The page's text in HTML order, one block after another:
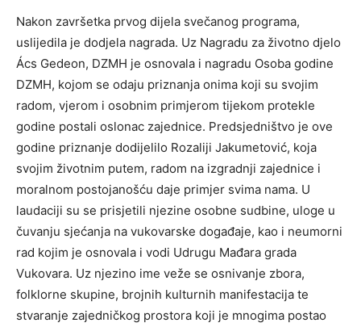
Nakon završetka prvog dijela svečanog programa,
uslijedila je dodjela nagrada. Uz Nagradu za životno djelo
Ács Gedeon, DZMH je osnovala i nagradu Osoba godine
DZMH, kojom se odaju priznanja onima koji su svojim
radom, vjerom i osobnim primjerom tijekom protekle
godine postali oslonac zajednice. Predsjedništvo je ove
godine priznanje dodijelilo Rozaliji Jakumetović, koja
svojim životnim putem, radom na izgradnji zajednice i
moralnom postojanošću daje primjer svima nama. U
laudaciji su se prisjetili njezine osobne sudbine, uloge u
čuvanju sjećanja na vukovarske događaje, kao i neumorni
rad kojim je osnovala i vodi Udrugu Mađara grada
Vukovara. Uz njezino ime veže se osnivanje zbora,
folklorne skupine, brojnih kulturnih manifestacija te
stvaranje zajedničkog prostora koji je mnogima postao